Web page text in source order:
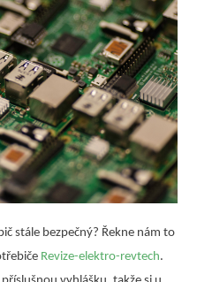
stále bezpečný? Řekne nám to
Revize-elektro-revtech.